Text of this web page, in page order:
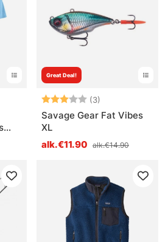
tähdestä
Great Deal!
Arvio: (3)
Savage Gear Fat Vibes
XL
alk.€11.90 alk.€14.90